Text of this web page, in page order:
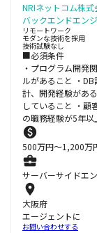
NRIネットコム株式
バックエンドエン
リモートワーク
モダンな技術を採用
技術試験なし
■必須条件
・プログラム開発
ルがあること ・
計、開発経験があ
していること ・顧
の職務経験が5年以
500万円〜1,200万
サーバーサイドエ
大阪府
エージェントに
お問い合わせする